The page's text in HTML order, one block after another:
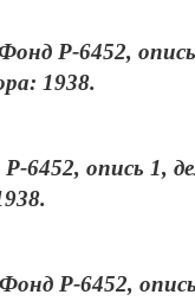
Р-6452,
1938.
6452, опись 1,
Р-6452,